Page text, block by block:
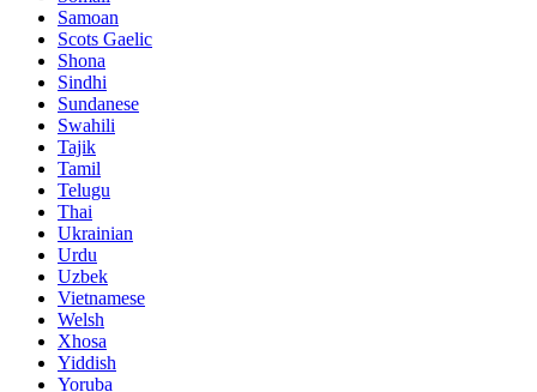
Samoan
Scots Gaelic
Shona
Sindhi
Sundanese
Swahili
Tajik
Tamil
Telugu
Thai
Ukrainian
Urdu
Uzbek
Vietnamese
Welsh
Xhosa
Yiddish
Yoruba